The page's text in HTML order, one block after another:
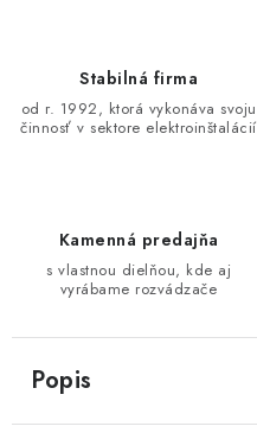
VÝPREDAJ
Reklamačný poriadok
Stabilná firma
od r. 1992, ktorá vykonáva svoju
činnosť v sektore elektroinštalácií
Kamenná predajňa
s vlastnou dielňou, kde aj
vyrábame rozvádzače
Popis